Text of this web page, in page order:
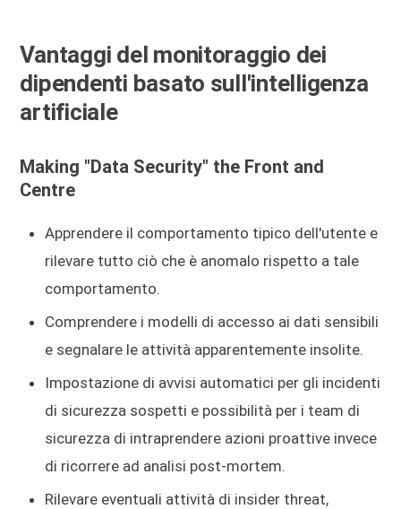
Vantaggi del monitoraggio dei
dipendenti basato sull'intelligenza
artificiale
Making "Data Security" the Front and
Centre
Apprendere il comportamento tipico dell'utente e
rilevare tutto ciò che è anomalo rispetto a tale
comportamento.
Comprendere i modelli di accesso ai dati sensibili
e segnalare le attività apparentemente insolite.
Impostazione di avvisi automatici per gli incidenti
di sicurezza sospetti e possibilità per i team di
sicurezza di intraprendere azioni proattive invece
di ricorrere ad analisi post-mortem.
Rilevare eventuali attività di insider threat,